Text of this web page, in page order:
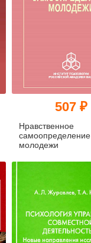
507 ₽
Нравственное
самоопределение
молодежи